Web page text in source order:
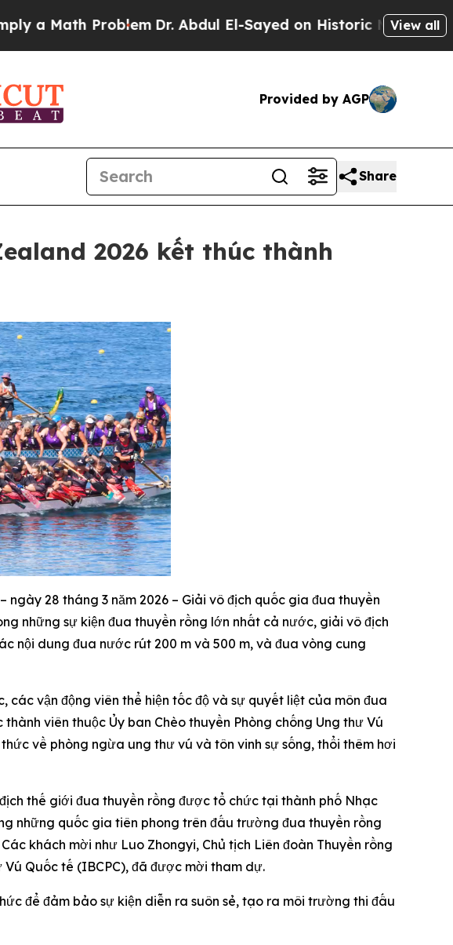
ProblemDr. Abdul El-Sayed on Historic Michigan Win:
View all
Provided by AGP
Share
2026 kết thúc thành
ngày 28 tháng 3 năm 2026 – Giải vô địch quốc gia đua thuyền
những sự kiện đua thuyền rồng lớn nhất cả nước, giải vô địch
nội dung đua nước rút 200 m và 500 m, và đua vòng cung
vận động viên thể hiện tốc độ và sự quyết liệt của môn đua
viên thuộc Ủy ban Chèo thuyền Phòng chống Ung thư Vú
về phòng ngừa ung thư vú và tôn vinh sự sống, thổi thêm hơi
thế giới đua thuyền rồng được tổ chức tại thành phố Nhạc
những quốc gia tiên phong trên đấu trường đua thuyền rồng
khách mời như Luo Zhongyi, Chủ tịch Liên đoàn Thuyền rồng
Quốc tế (IBCPC), đã được mời tham dự.
để đảm bảo sự kiện diễn ra suôn sẻ, tạo ra môi trường thi đấu